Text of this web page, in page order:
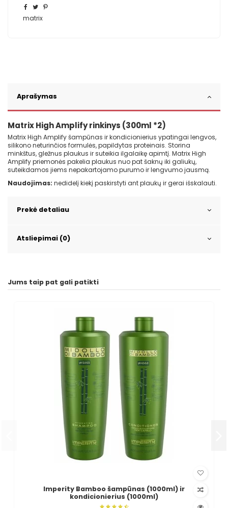
matrix
Aprašymas
Matrix High Amplify rinkinys (300ml *2)
Matrix High Amplify šampūnas ir kondicionierius ypatingai lengvos,
silikono neturinčios formulės, papildytas proteinais. Storina
minkštus, gležnus plaukus ir suteikia ilgalaikę apimtį. Matrix High
Amplify priemonės pakelia plaukus nuo pat šaknų iki galiukų,
suteikdamos jiems nepakartojamo purumo ir lengvumo jausmą.
Naudojimas: nedidelį kiekį paskirstyti ant plaukų ir gerai išskalauti.
Prekė detaliau
Atsliepimai (0)
Jums taip pat gali patikti
Imperity Bamboo šampūnas (1000ml) ir
kondicionierius (1000ml)